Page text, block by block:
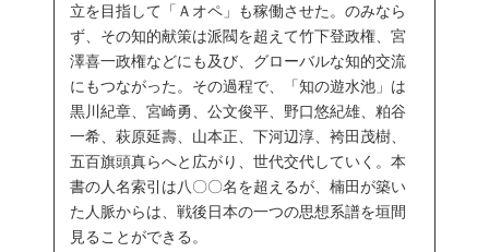
立を目指して「Ａオペ」も稼働させた。のみなら
ず、その知的献策は派閥を超えて竹下登政権、宮
澤喜一政権などにも及び、グローバルな知的交流
にもつながった。その過程で、「知の遊水池」は
黒川紀章、宮崎勇、公文俊平、野口悠紀雄、粕谷
一希、萩原延壽、山本正、下河辺淳、袴田茂樹、
五百旗頭真らへと広がり、世代交代していく。本
書の人名索引は八〇〇名を超えるが、楠田が築い
た人脈からは、戦後日本の一つの思想系譜を垣間
見ることができる。